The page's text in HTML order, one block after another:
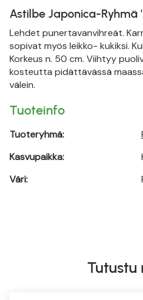
Astilbe Japonica-Ryhmä
Lehdet punertavanvihreät.
sopivat myös leikko- kukiksi.
Korkeus n. 50 cm. Viihtyy
kosteutta pidättävässä
välein.
Tuoteinfo
Tuoteryhmä:
Kasvupaikka:
Väri:
Tutustu